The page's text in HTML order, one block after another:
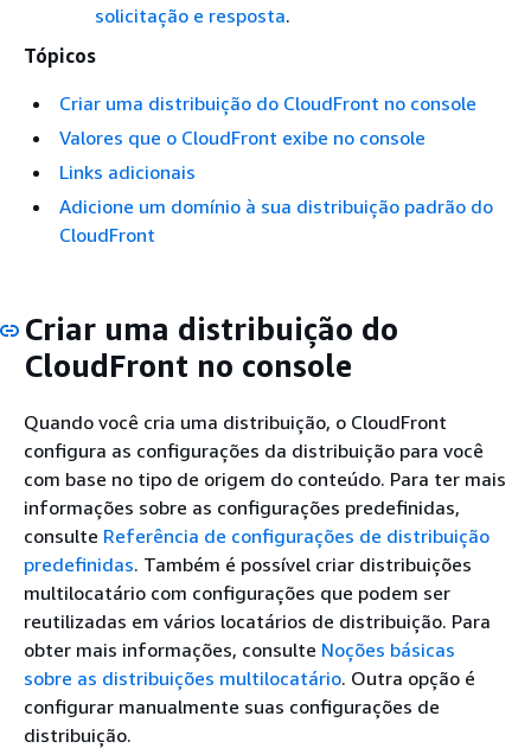
solicitação e resposta.
Tópicos
Criar uma distribuição do CloudFront no console
Valores que o CloudFront exibe no console
Links adicionais
Adicione um domínio à sua distribuição padrão do
CloudFront
Criar uma distribuição do
CloudFront no console
Quando você cria uma distribuição, o CloudFront
configura as configurações da distribuição para você
com base no tipo de origem do conteúdo. Para ter mais
informações sobre as configurações predefinidas,
consulte Referência de configurações de distribuição
predefinidas. Também é possível criar distribuições
multilocatário com configurações que podem ser
reutilizadas em vários locatários de distribuição. Para
obter mais informações, consulte Noções básicas
sobre as distribuições multilocatário. Outra opção é
configurar manualmente suas configurações de
distribuição.